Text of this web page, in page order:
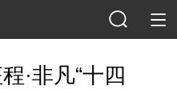
·非凡“十四